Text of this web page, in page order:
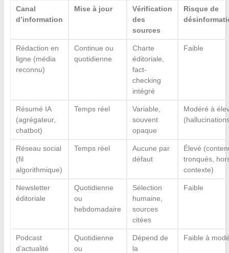
Canal
d’information
Mise à jour
Vérification
des
sources
Risque de
Rédaction en
ligne (média
reconnu)
Continue ou
quotidienne
Charte
éditoriale,
fact-
checking
intégré
Faible
Résumé IA
(agrégateur,
chatbot)
Temps réel
Variable,
souvent
opaque
Modéré à
Réseau social
(fil
algorithmique)
Temps réel
Aucune par
défaut
Élevé
tronqués,
contexte)
Newsletter
éditoriale
Quotidienne
ou
hebdomadaire
Sélection
humaine,
sources
citées
Faible
Podcast
d’actualité
Quotidienne
ou
Dépend de
la
Faible à